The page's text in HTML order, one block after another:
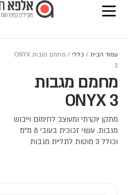
לתוכן
לתוכן
עמוד הבית / כללי
/ מחמם מגבות ONYX
3
מחמם מגבות
ONYX 3
מתקן יוקרתי ומעוצב לחימום וייבוש
מגבות. עשוי זכוכית בעובי 8 מ"מ
וכולל 3 מוטות לתליית מגבות